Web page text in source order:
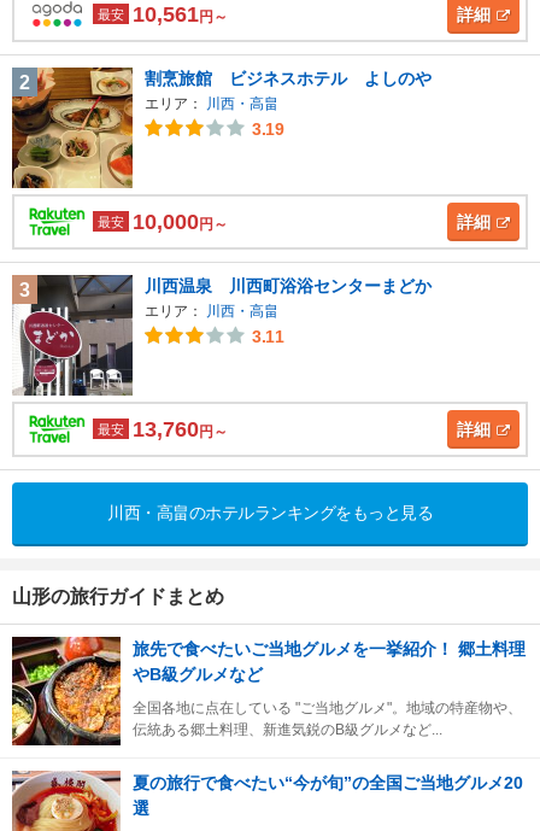
最安 10,561円～ 詳細
2 割烹旅館 ビジネスホテル よしのや
エリア： 川西・高畠
3.19
最安 10,000円～ 詳細
3 川西温泉 川西町浴浴センターまどか
エリア： 川西・高畠
3.11
最安 13,760円～ 詳細
川西・高畠のホテルランキングをもっと見る
山形の旅行ガイドまとめ
旅先で食べたいご当地グルメを一挙紹介！ 郷土料理
やB級グルメなど
全国各地に点在している "ご当地グルメ"。地域の特産物や、
伝統ある郷土料理、新進気鋭のB級グルメなど...
夏の旅行で食べたい“今が旬”の全国ご当地グルメ20
選